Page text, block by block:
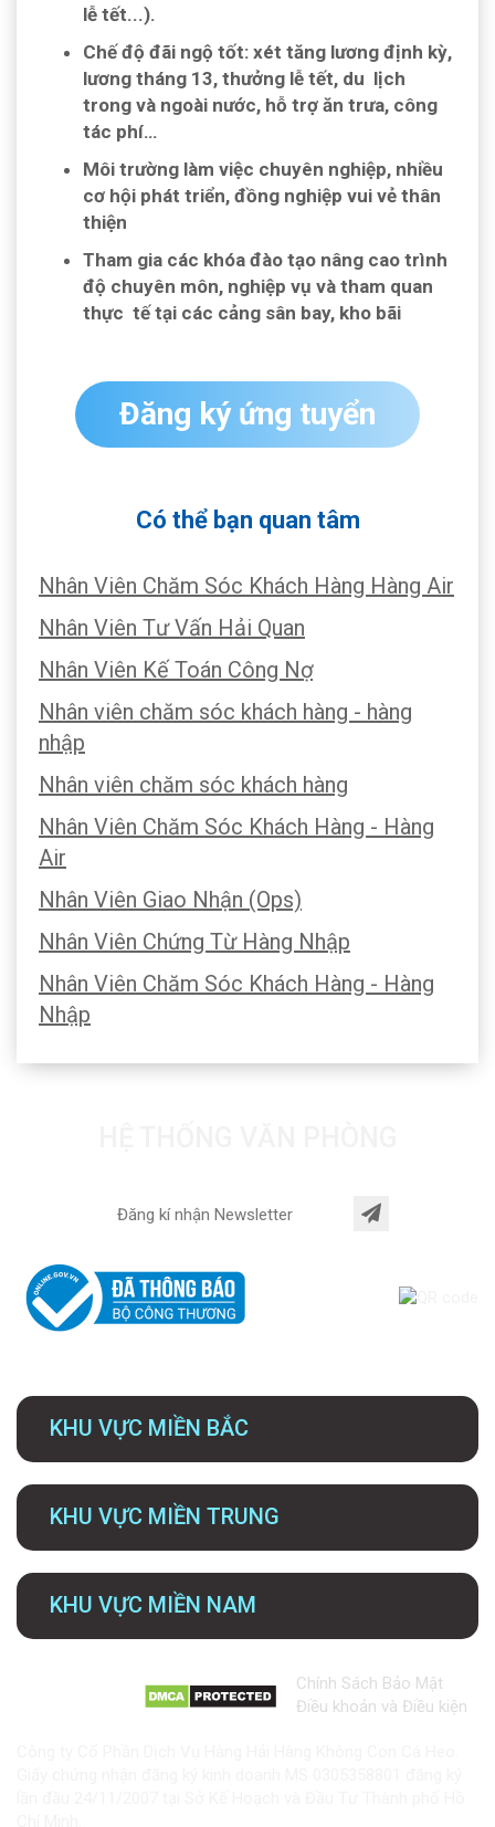
lễ tết...).
Chế độ đãi ngộ tốt: xét tăng lương định kỳ,
lương tháng 13, thưởng lễ tết, du lịch
trong và ngoài nước, hỗ trợ ăn trưa, công
tác phí…
Môi trường làm việc chuyên nghiệp, nhiều
cơ hội phát triển, đồng nghiệp vui vẻ thân
thiện
Tham gia các khóa đào tạo nâng cao trình
độ chuyên môn, nghiệp vụ và tham quan
thực tế tại các cảng sân bay, kho bãi
Đăng ký ứng tuyển
Có thể bạn quan tâm
Nhân Viên Chăm Sóc Khách Hàng Hàng Air
Nhân Viên Tư Vấn Hải Quan
Nhân Viên Kế Toán Công Nợ
Nhân viên chăm sóc khách hàng - hàng
nhập
Nhân viên chăm sóc khách hàng
Nhân Viên Chăm Sóc Khách Hàng - Hàng
Air
Nhân Viên Giao Nhận (Ops)
Nhân Viên Chứng Từ Hàng Nhập
Nhân Viên Chăm Sóc Khách Hàng - Hàng
Nhập
KHU VỰC MIỀN BẮC
KHU VỰC MIỀN TRUNG
KHU VỰC MIỀN NAM
Chính Sách Bảo Mật
Điều khoản và Điều kiện